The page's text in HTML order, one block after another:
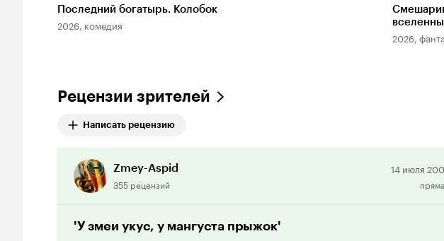
Последний богатырь. Колобок
2026, комедия
2026,
Рецензии зрителей
Написать рецензию
Zmey-Aspid
355 рецензий
14 июля
'У змеи укус, у мангуста прыжок'